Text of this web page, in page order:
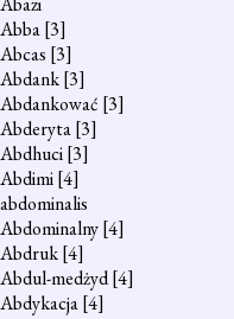
Abba[3]
Abcas [3]
Abdank[3]
Abdankować [3]
Abderyta[3]
Abdhuci[3]
Abdimi[4]
abdominalis
Abdominalny[4]
Abdruk[4]
Abdul-medżyd[4]
Abdykacja[4]